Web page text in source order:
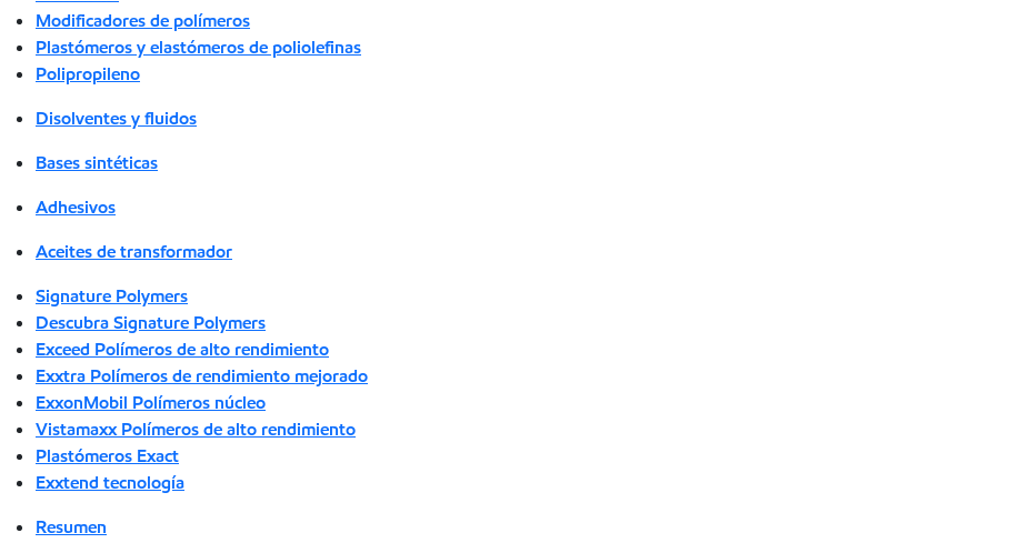
Modificadores de polímeros
Plastómeros y elastómeros de poliolefinas
Polipropileno
Disolventes y fluidos
Bases sintéticas
Adhesivos
Aceites de transformador
Signature Polymers
Descubra Signature Polymers
Exceed Polímeros de alto rendimiento
Exxtra Polímeros de rendimiento mejorado
ExxonMobil Polímeros núcleo
Vistamaxx Polímeros de alto rendimiento
Plastómeros Exact
Exxtend tecnología
Resumen